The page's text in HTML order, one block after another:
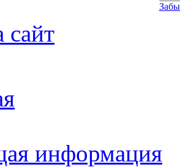
сайт
информация